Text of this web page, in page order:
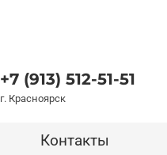
+7 (913) 512-51-51
г. Красноярск
Контакты